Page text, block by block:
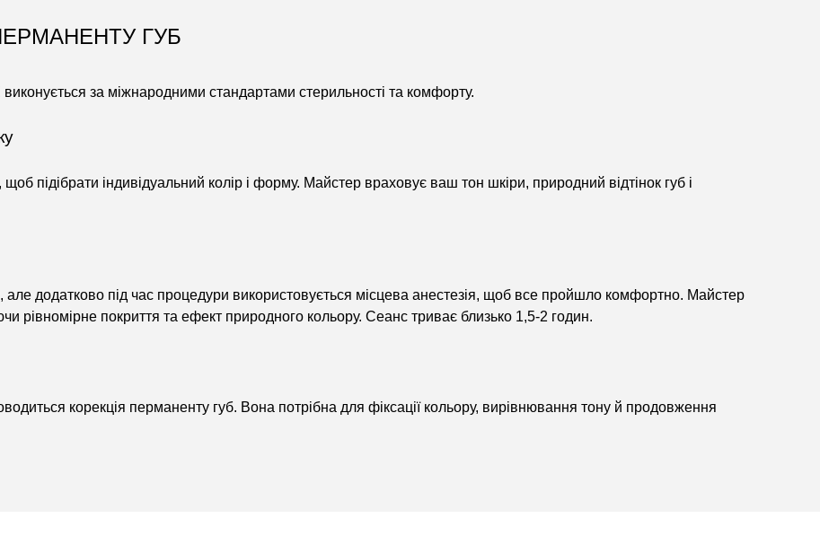
ГУБ
за міжнародними стандартами стерильності та комфорту.
підібрати індивідуальний колір і форму. Майстер враховує ваш тон шкіри, природний відтінок губ і
додатково під час процедури використовується місцева анестезія, щоб все пройшло комфортно. Майстер
рівномірне покриття та ефект природного кольору. Сеанс триває близько 1,5-2 годин.
корекція перманенту губ. Вона потрібна для фіксації кольору, вирівнювання тону й продовження